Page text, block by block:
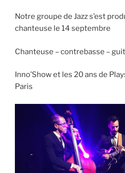
Notre groupe de Jazz s’est
chanteuse le 14 septembre
Chanteuse – contrebasse –
Inno’Show et les 20 ans de
Paris